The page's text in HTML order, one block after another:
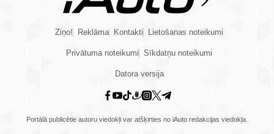
Ziņo! Reklāma Kontakti Lietošanas noteikumi
Privātuma noteikumi Sīkdatņu noteikumi
Datora versija
Portālā publicētie autoru viedokļi var atšķirties no iAuto redakcijas viedokļa.